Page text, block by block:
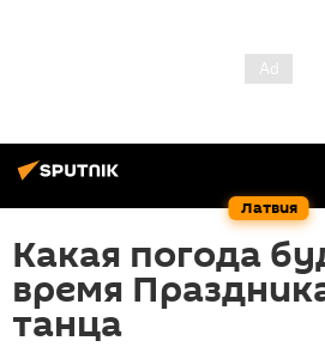
Латвия
Какая погода
время
танца